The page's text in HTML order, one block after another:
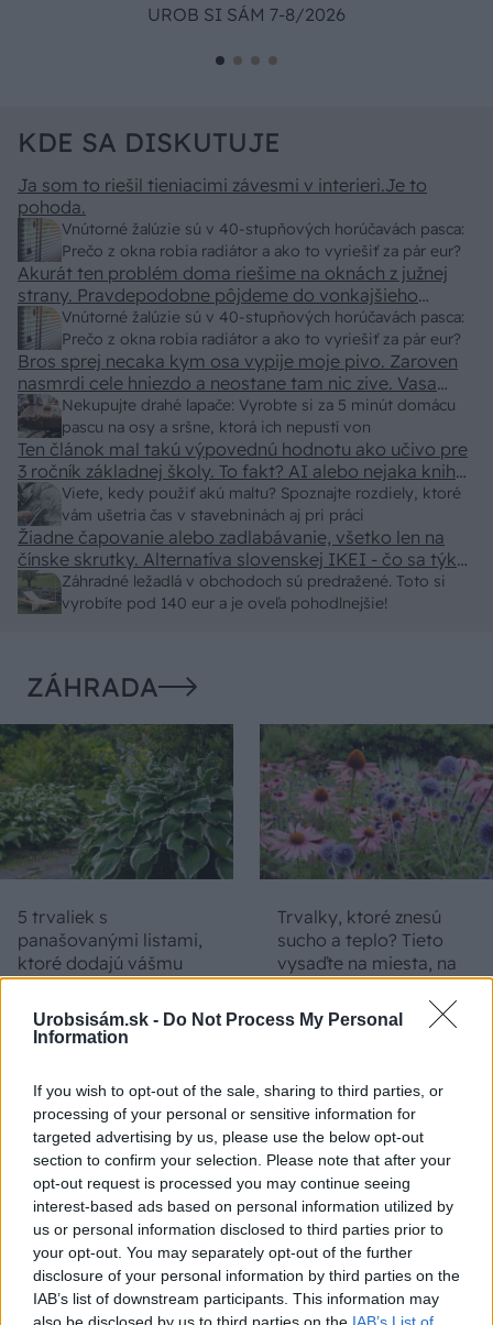
Urobsisám.sk - Do Not Process My Personal
Information
If you wish to opt-out of the sale, sharing to third parties, or
processing of your personal or sensitive information for
targeted advertising by us, please use the below opt-out
section to confirm your selection. Please note that after your
opt-out request is processed you may continue seeing
interest-based ads based on personal information utilized by
us or personal information disclosed to third parties prior to
your opt-out. You may separately opt-out of the further
disclosure of your personal information by third parties on the
IAB’s list of downstream participants. This information may
UROB SI SÁM 7-8/2026
KDE SA DISKUTUJE
Vnútorné žalúzie sú v 40-stupňových horúčavách pasca:
Prečo z okna robia radiátor a ako to vyriešiť za pár eur?
Ja som to riešil tieniacimi závesmi v interieri.Je to
pohoda.
Vnútorné žalúzie sú v 40-stupňových horúčavách pasca:
Prečo z okna robia radiátor a ako to vyriešiť za pár eur?
Akurát ten problém doma riešime na oknách z južnej
strany. Pravdepodobne pôjdeme do vonkajšieho
tienenia na spôsob markízy 250x150cm. Čínsky
predajcovia idú okolo 100 eur kus.
Nekupujte drahé lapače: Vyrobte si za 5 minút domácu
pascu na osy a sršne, ktorá ich nepustí von
Bros sprej necaka kym osa vypije moje pivo. Zaroven
nasmrdi cele hniezdo a neostane tam nic zive. Vasa
pasca naucinke moc efektivne. Skor pritiahne slimaky
Viete, kedy použiť akú maltu? Spoznajte rozdiely, ktoré
vám ušetria čas v stavebninách aj pri práci
Ten článok mal takú výpovednú hodnotu ako učivo pre
3 ročník základnej školy. To fakt? AI alebo nejaka kniha
z VŠ? Dnešné rychlotvrdnuce malty - pevnosť 40 Mpa a
doba schnutia tak 15 minut , k tomu vodotesné s
kryštálikou. A rozdiel - schnutie a zretie. Nič?
Záhradné ležadlá v obchodoch sú predražené. Toto si
vyrobíte pod 140 eur a je oveľa pohodlnejšie!
Žiadne čapovanie alebo zadlabávanie, všetko len na
čínske skrutky. Alternatíva slovenskej IKEI - čo sa týka
pevnosti. Autor si nedal veľa námahy s remeselným
spracovaním, škoda. No lepšie než ten odpad z DTD
ZÁHRADA
5 trvaliek s
panašovanými listami,
ktoré dodajú vášmu
záhonu celosezónny
šmrnc
Trvalky, ktoré znesú
sucho a teplo? Tieto
vysaďte na miesta, na
ktoré slnko svieti celý
deň
Nemusí to byť len
levanduľa! 7 fialových
krások, ktoré rozžiaria
vašu záhradu
Môže aspirín zachrániť
ochabnuté izbové
rastliny? Pravda vás
možno prekvapí